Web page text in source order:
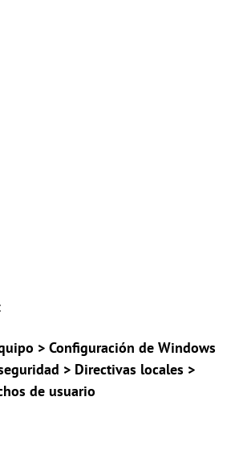
> Configuración de Windows
> Directivas locales >
de usuario